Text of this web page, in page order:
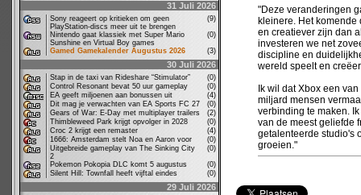
31 Juli 2026
Sony reageert op kritieken om geen
PlayStation-discs meer uit te brengen
(9)
Nintendo gaat klassiek met Super Mario
Sunshine en Virtual Boy games
(0)
Gamed Gamekalender Augustus 2026
(3)
30 Juli 2026
Stap in de taxi van Rideshare “Stimulator”
(0)
Control Resonant bevat 50 uur gameplay
(0)
EA geeft miljoenen aan bonussen uit
(4)
Dit mag je verwachten van EA Sports FC 27
(0)
Gears of War: E-Day met multiplayer trailers
(2)
Thimbleweed Park krijgt opvolger in 2028
(0)
Croc 2 krijgt een remaster
(4)
1666: Amsterdam stelt Noa en Aaron voor
(0)
Uitgebreide gameplay van The Sinking City
2
(0)
Pokemon Pokopia DLC komt 5 augustus
(0)
Silent Hill: Townfall heeft vijftal eindes
(0)
29 Juli 2026
"Deze veranderingen
kleinere. Het
en creatiever zijn dan
investeren we net
discipline en
wereld speelt en
Ik wil dat Xbox een
miljard mensen
verbinding te maken.
van de meest geliefde
getalenteerde studio's
groeien."